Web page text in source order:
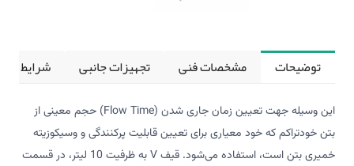
توضیحات مشخصات فنی تجهیزات جانبی شرایط
این وسیله جهت تعیین زمان جاری شدن (Flow Time) حجم معینی از
بتن خودتراکم که خود معیاری برای تعیین قابلیت پرکنندگی و وسیکوزیته
خمیری بتن است، استفاده می‌شود. قیف V به ظرفیت 10 لیتر، در قسمت